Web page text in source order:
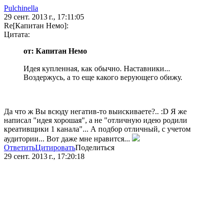
Pulchinella
29 сент. 2013 г., 17:11:05
Re[Капитан Немо]:
Цитата:
от: Капитан Немо
Идея купленная, как обычно. Наставники...
Воздержусь, а то еще какого верующего обижу.
Да что ж Вы всюду негатив-то выискиваете?.. :D Я же
написал "идея хорошая", а не "отличную идею родили
креативщики 1 канала"... А подбор отличный, с учетом
аудитории... Вот даже мне нравится...
ОтветитьЦитироватьПоделиться
29 сент. 2013 г., 17:20:18